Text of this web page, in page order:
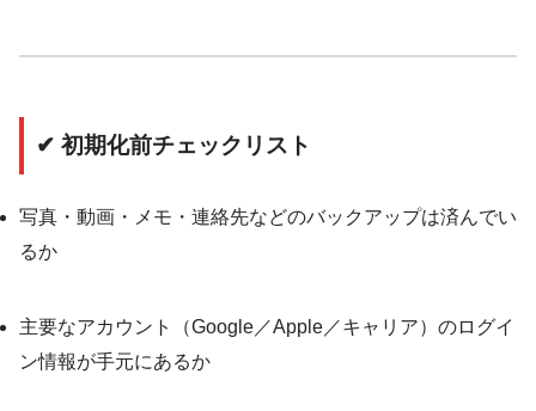
✔ 初期化前チェックリスト
写真・動画・メモ・連絡先などのバックアップは済んでい
るか
主要なアカウント（Google／Apple／キャリア）のログイ
ン情報が手元にあるか